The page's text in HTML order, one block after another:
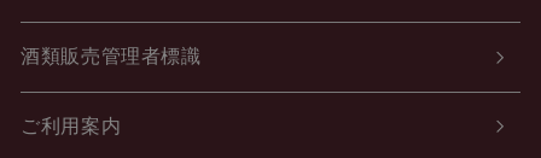
酒類販売管理者標識
ご利用案内